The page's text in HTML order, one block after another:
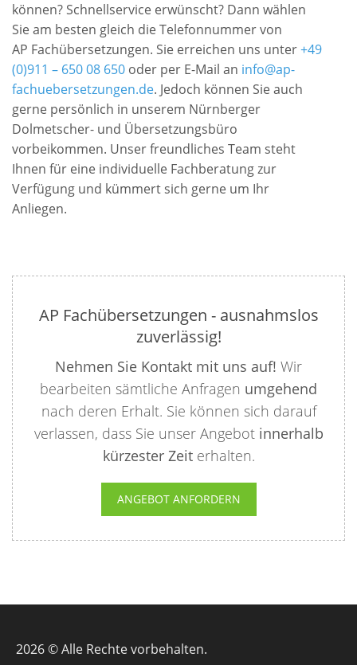
können? Schnellservice erwünscht? Dann wählen
Sie am besten gleich die Telefonnummer von
AP Fachübersetzungen. Sie erreichen uns unter+49
(0)911 – 650 08 650 oder per E-Mail an info@ap-
fachuebersetzungen.de. Jedoch können Sie auch
gerne persönlich in unserem Nürnberger
Dolmetscher- und Übersetzungsbüro
vorbeikommen. Unser freundliches Team steht
Ihnen für eine individuelle Fachberatung zur
Verfügung und kümmert sich gerne um Ihr
Anliegen.
AP Fachübersetzungen - ausnahmslos
zuverlässig!
Nehmen Sie Kontakt mit uns auf! Wir
bearbeiten sämtliche Anfragen umgehend
nach deren Erhalt. Sie können sich darauf
verlassen, dass Sie unser Angebot innerhalb
kürzester Zeiterhalten.
ANGEBOT ANFORDERN
2026 © Alle Rechte vorbehalten.